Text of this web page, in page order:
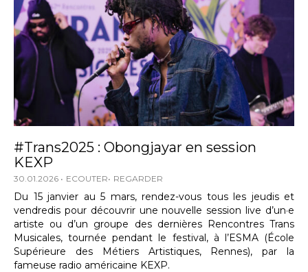
#Trans2025 : Obongjayar en session
KEXP
30.01.2026 ECOUTER REGARDER
Du 15 janvier au 5 mars, rendez-vous tous les jeudis et
vendredis pour découvrir une nouvelle session live d’un·e
artiste ou d’un groupe des dernières Rencontres Trans
Musicales, tournée pendant le festival, à l’ESMA (École
Supérieure des Métiers Artistiques, Rennes), par la
fameuse radio américaine KEXP.